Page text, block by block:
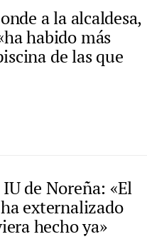
a la alcaldesa,
habido más
de las que
de Noreña: «El
externalizado
hecho ya»